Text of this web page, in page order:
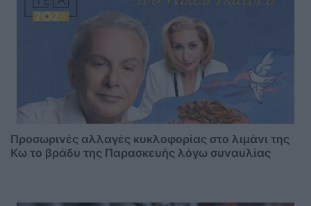
Προσωρινές αλλαγές κυκλοφορίας στο λιμάνι της
Κω το βράδυ της Παρασκευής λόγω συναυλίας